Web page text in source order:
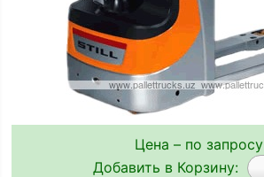
Цена – по запросу
Добавить в Корзину: